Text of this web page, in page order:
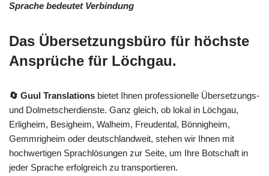
Sprache bedeutet Verbindung
Das Übersetzungsbüro für höchste
Ansprüche für Löchgau.
🔄 Guul Translations bietet Ihnen professionelle Übersetzungs-
und Dolmetscherdienste. Ganz gleich, ob lokal in Löchgau,
Erligheim, Besigheim, Walheim, Freudental, Bönnigheim,
Gemmrigheim oder deutschlandweit, stehen wir Ihnen mit
hochwertigen Sprachlösungen zur Seite, um Ihre Botschaft in
jeder Sprache erfolgreich zu transportieren.